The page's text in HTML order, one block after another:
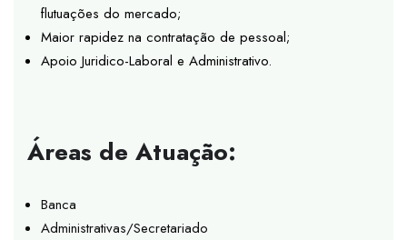
flutuações do mercado;
Maior rapidez na contratação de pessoal;
Apoio Juridico-Laboral e Administrativo.
Áreas de Atuação:
Banca
Administrativas/Secretariado